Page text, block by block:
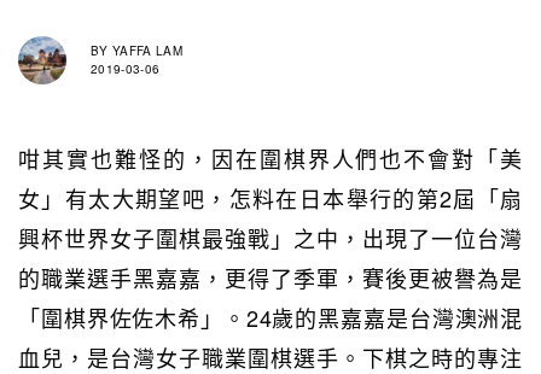
BY YAFFA LAM
2019-03-06
咁其實也難怪的，因在圍棋界人們也不會對「美
女」有太大期望吧，怎料在日本舉行的第2屆「扇
興杯世界女子圍棋最強戰」之中，出現了一位台灣
的職業選手黑嘉嘉，更得了季軍，賽後更被譽為是
「圍棋界佐佐木希」。24歲的黑嘉嘉是台灣澳洲混
血兒，是台灣女子職業圍棋選手。下棋之時的專注